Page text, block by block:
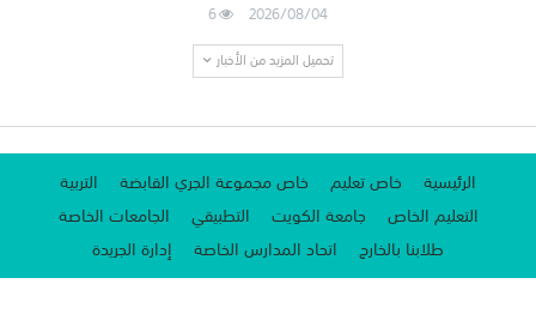
2026/08/04
6
تحميل المزيد من الأخبار
الرئيسية خاص تعليم خاص مجموعة الجري القابضة
التربية
التعليم الخاص
جامعة الكويت التطبيقي
الجامعات الخاصة
طلابنا بالخارج
اتحاد المدارس الخاصة إدارة الجريدة